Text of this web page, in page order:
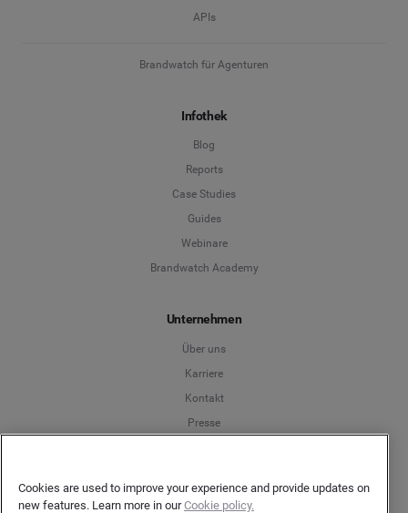
APIs
Brandwatch für Agenturen
Infothek
Blog
Reports
Case Studies
Guides
Webinare
Brandwatch Academy
Unternehmen
Über uns
Karriere
Kontakt
Presse
Cookies are used to improve your experience and provide updates on
new features. Learn more in ourCookie policy.